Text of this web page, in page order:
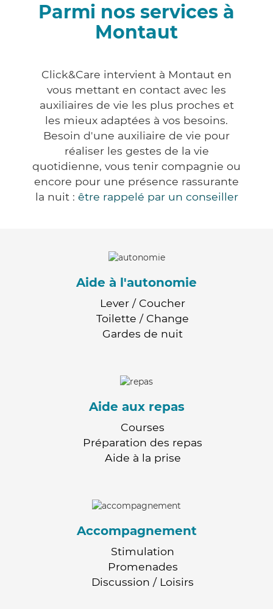
Parmi nos services à
Montaut
Click&Care intervient à Montaut en
vous mettant en contact avec les
auxiliaires de vie les plus proches et
les mieux adaptées à vos besoins.
Besoin d'une auxiliaire de vie pour
réaliser les gestes de la vie
quotidienne, vous tenir compagnie ou
encore pour une présence rassurante
la nuit : être rappelé par un conseiller
Aide à l'autonomie
Lever / Coucher
Toilette / Change
Gardes de nuit
Aide aux repas
Courses
Préparation des repas
Aide à la prise
Accompagnement
Stimulation
Promenades
Discussion / Loisirs